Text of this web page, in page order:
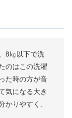
8㎏以下で洗
のはこの洗濯
た時の方が音
気になる大き
かりやすく、